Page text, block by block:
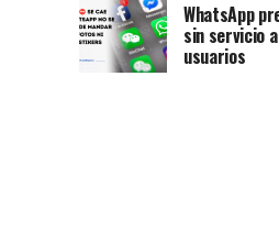
WhatsApp
sin servicio
usuarios